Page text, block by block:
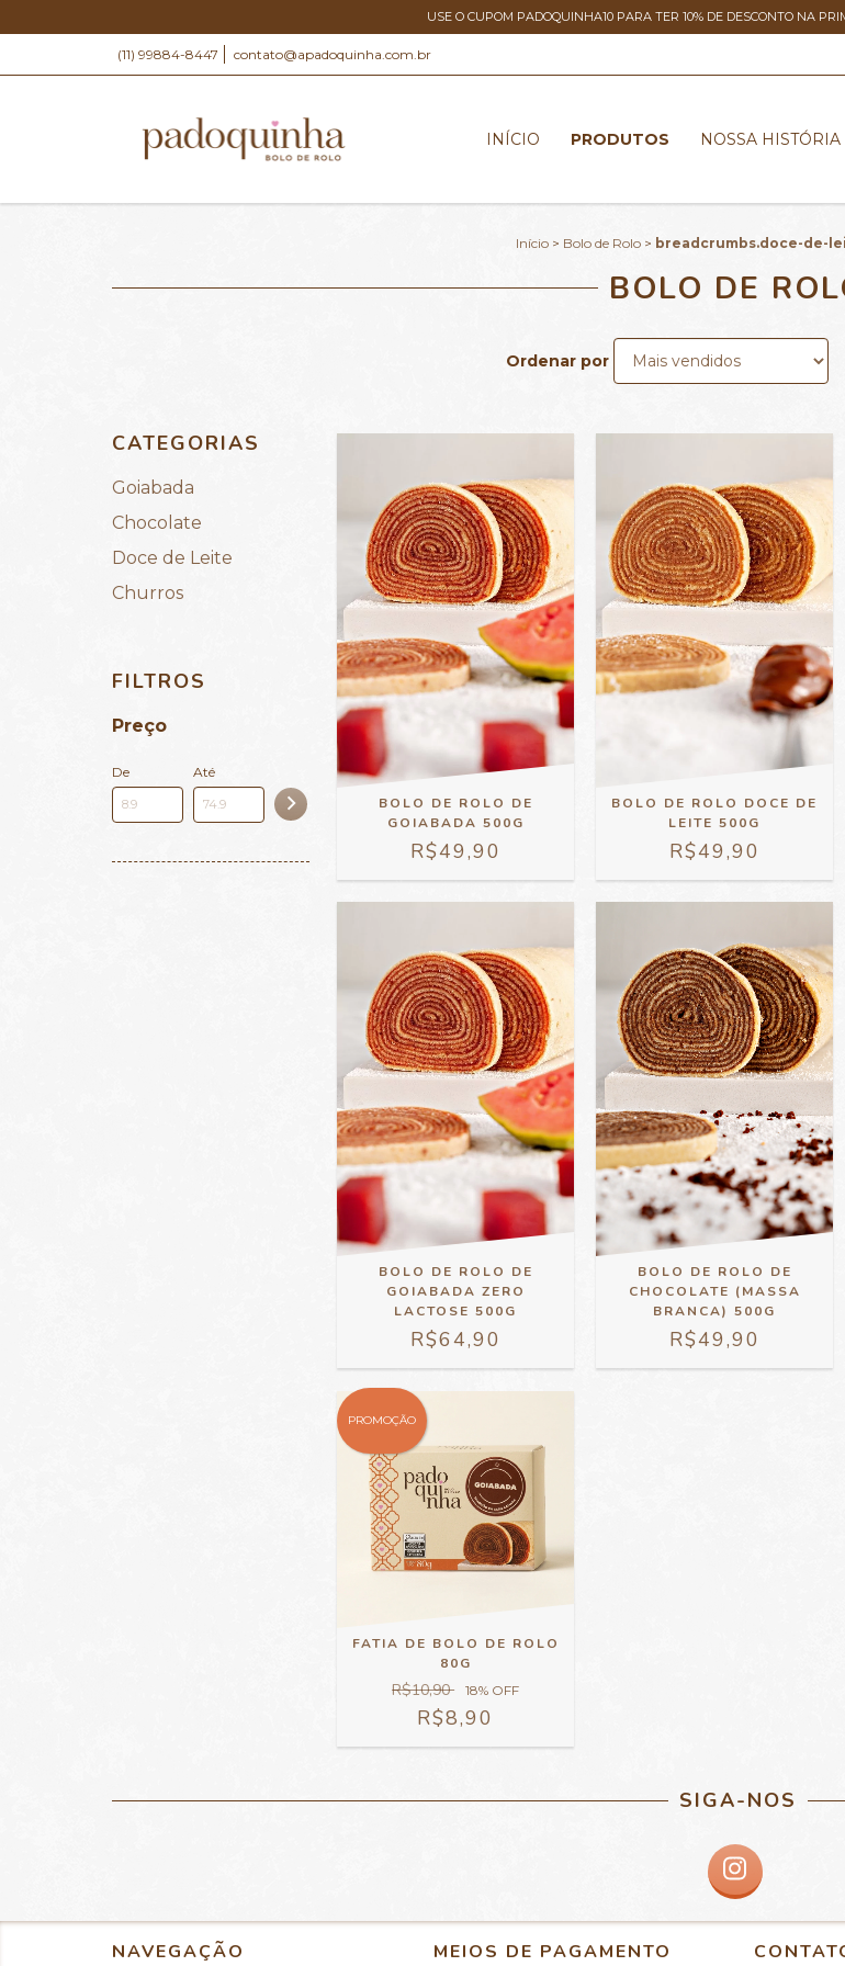
USE O CUPOM PADOQUINHA10 PARA TER 10% DE DESCONTO NA
(11) 99884-8447 contato@apadoquinha.com.br
INÍCIO PRODUTOS NOSSA HISTÓRIA
Início > Bolo de Rolo > breadcrumbs.doce-de-
BOLO DE
Ordenar por
CATEGORIAS
Goiabada
Chocolate
Doce de Leite
Churros
FILTROS
Preço
De Até
BOLO DE ROLO DE
GOIABADA 500G
R$49,90
BOLO DE ROLO DOCE DE
LEITE 500G
R$49,90
BOLO DE ROLO DE
GOIABADA ZERO
LACTOSE 500G
R$64,90
BOLO DE ROLO DE
CHOCOLATE (MASSA
BRANCA) 500G
R$49,90
PROMOÇÃO
FATIA DE BOLO DE ROLO
80G
R$10,90 18% OFF
R$8,90
SIGA-NOS
NAVEGAÇÃO MEIOS DE PAGAMENTO